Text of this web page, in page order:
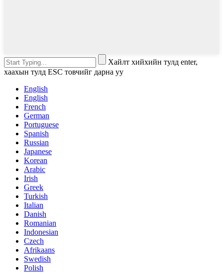
Хайлт хийхийн тулд enter,
хаахын тулд ESC товчийг дарна уу
English
English
French
German
Portuguese
Spanish
Russian
Japanese
Korean
Arabic
Irish
Greek
Turkish
Italian
Danish
Romanian
Indonesian
Czech
Afrikaans
Swedish
Polish